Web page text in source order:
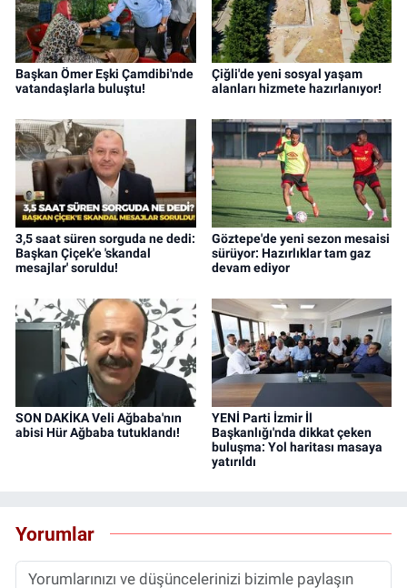
Başkan Ömer Eşki Çamdibi'nde
vatandaşlarla buluştu!
Çiğli'de yeni sosyal yaşam
alanları hizmete hazırlanıyor!
3,5 saat süren sorguda ne dedi:
Başkan Çiçek'e 'skandal
mesajlar' soruldu!
Göztepe'de yeni sezon mesaisi
sürüyor: Hazırlıklar tam gaz
devam ediyor
SON DAKİKA Veli Ağbaba'nın
abisi Hür Ağbaba tutuklandı!
YENİ Parti İzmir İl
Başkanlığı'nda dikkat çeken
buluşma: Yol haritası masaya
yatırıldı
Yorumlar